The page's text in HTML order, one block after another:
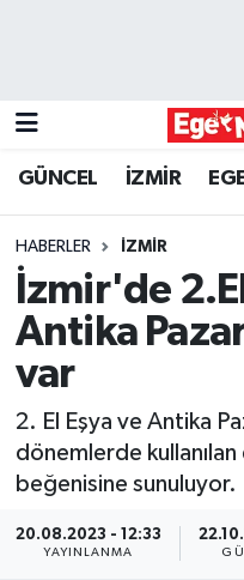
GÜNCEL İZMİR
HABERLER İZMİR
İzmir'de
Antika
var
2. El Eşya ve Antika
dönemlerde kullanılan
beğenisine sunuluyor.
20.08.2023 - 12:33
YAYINLANMA
GÜNCEL
İZMİR
ÖZEL HABER
Programlar